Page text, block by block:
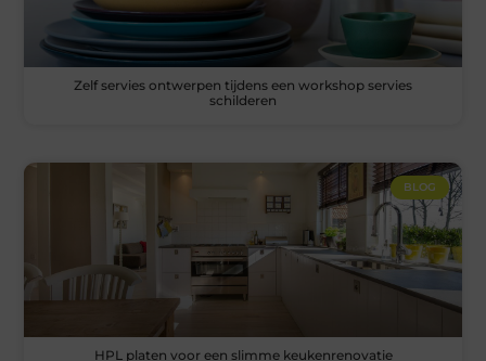
Zelf servies ontwerpen tijdens een workshop servies
schilderen
BLOG
HPL platen voor een slimme keukenrenovatie